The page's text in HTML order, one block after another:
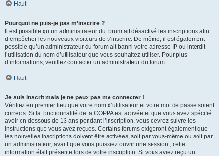
Haut
Pourquoi ne puis-je pas m’inscrire ?
Il est possible qu’un administrateur du forum ait désactivé les inscriptions afin
d’empêcher les nouveaux visiteurs de s’inscrire. De même, il est également
possible qu’un administrateur du forum ait banni votre adresse IP ou interdit
l’utilisation du nom d’utilisateur que vous souhaitez utiliser. Pour plus
d’informations, veuillez contacter un administrateur du forum.
Haut
Je suis inscrit mais je ne peux pas me connecter !
Vérifiez en premier lieu que votre nom d’utilisateur et votre mot de passe soient
corrects. Si la fonctionnalité de la COPPA est activée et que vous avez spécifié
avoir en dessous de 13 ans pendant l’inscription, vous devrez suivre les
instructions que vous avez reçues. Certains forums exigeront également que
les nouvelles inscriptions doivent être activées, soit par vous-même ou soit par
un administrateur, avant que vous puissiez ouvrir une session ; cette
information était présente lors de votre inscription. Si vous aviez reçu un